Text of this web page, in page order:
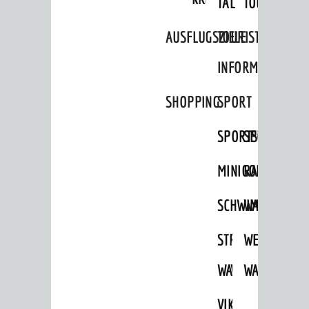
AUSFLUGSZIELE
TOURIST
INFORMATION
SHOPPINGSPORT
SPORTSTÄTTEN
MINIGOLFRADFAHREN
SCHWIMMEN
STRANDBAD
WAIDSEE
TSG
VIKTOR-
WANDERN
WEINHEIMER